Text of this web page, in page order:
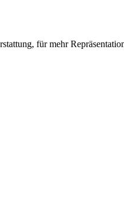
für mehr